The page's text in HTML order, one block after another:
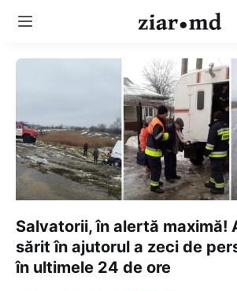
Salvatorii, în alertă maximă!
sărit în ajutorul a zeci de
în ultimele 24 de ore